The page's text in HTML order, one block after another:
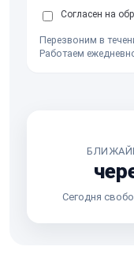
Согласен на
Перезвоним в
Работаем
Сегодня